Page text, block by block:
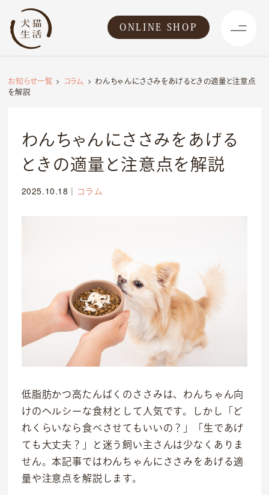
ONLINE SHOP
お知らせ一覧 コラム
わんちゃんにささみをあげるときの適量と注意点
を解説
わんちゃんにささみをあげる
ときの適量と注意点を解説
2025.10.18 ｜ コラム
低脂肪かつ高たんぱくのささみは、わんちゃん向
けのヘルシーな食材として人気です。しかし「ど
れくらいなら食べさせてもいいの？」「生であげ
ても大丈夫？」と迷う飼い主さんは少なくありま
せん。本記事ではわんちゃんにささみをあげる適
量や注意点を解説します。